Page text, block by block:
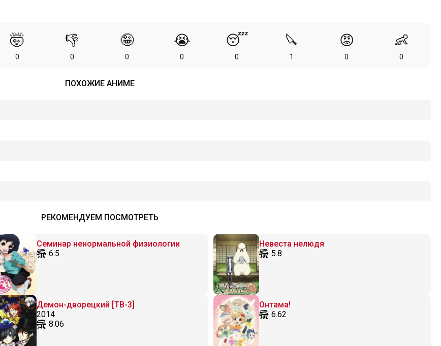
🤯
0
👎
0
🤪
0
😭
0
😴
0
🔪
1
😡
0
👶
0
ПОХОЖИЕ АНИМЕ
РЕКОМЕНДУЕМ ПОСМОТРЕТЬ
Семинар ненормальной физиологии
6.5
Невеста нелюдя
5.8
Демон-дворецкий [ТВ-3]
2014
8.06
Онтама!
6.62